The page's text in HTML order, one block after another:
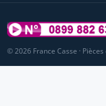
© 2026 France Casse ·